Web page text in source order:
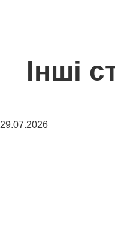
Інші
29.07.2026